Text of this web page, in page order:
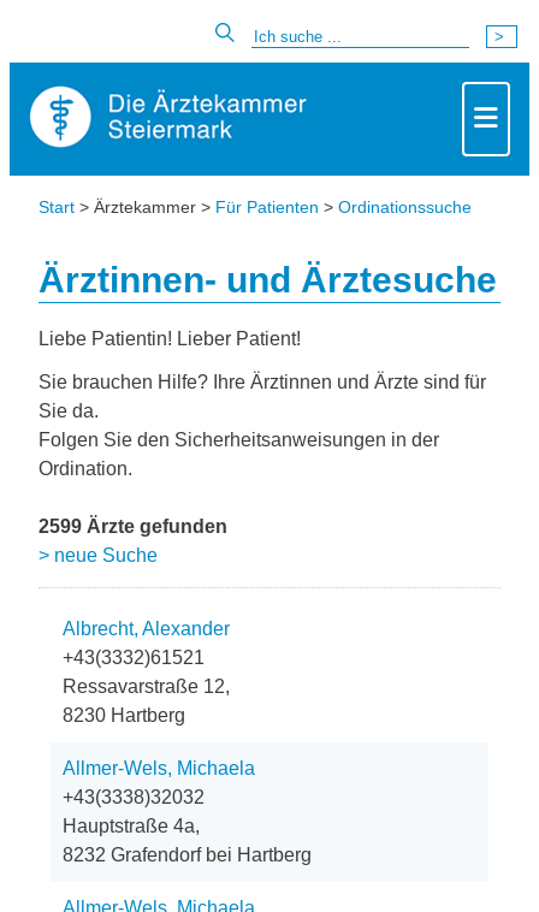
Start > Ärztekammer > Für Patienten > Ordinationssuche
Ärztinnen- und Ärztesuche
Liebe Patientin! Lieber Patient!
Sie brauchen Hilfe? Ihre Ärztinnen und Ärzte sind für
Sie da.
Folgen Sie den Sicherheitsanweisungen in der
Ordination.
2599 Ärzte gefunden
> neue Suche
Albrecht, Alexander
+43(3332)61521
Ressavarstraße 12,
8230 Hartberg
Allmer-Wels, Michaela
+43(3338)32032
Hauptstraße 4a,
8232 Grafendorf bei Hartberg
Allmer-Wels, Michaela